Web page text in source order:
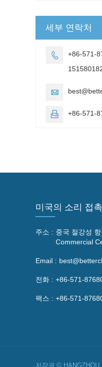
세부 연락처

+86-571-

 +86-571-
미국의 소리 접촉
주소 : 중국 절강성
Commercial
Email :
전화 : +86-571-
팩스 : +86-571-
저작권 © HANGZHOU